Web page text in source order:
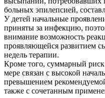
больных эпилепсией,
У детей начальные
приняты за инфекцию,
внимание возможность
проявляющейся развитием
недель терапии.
Кроме того, суммарный
мере связан с высокой
превышением
также с сочетанным